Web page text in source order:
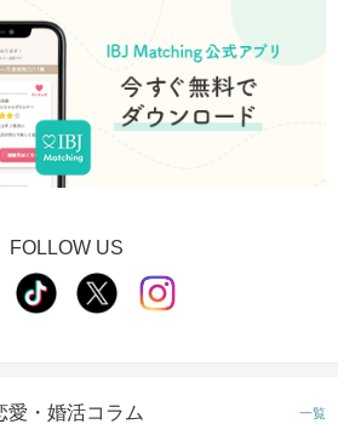
FOLLOW US
愛・婚活コラム 一覧